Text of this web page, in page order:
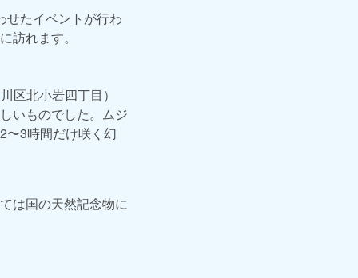
せたイベントが行わ
訪れます。
区北小岩四丁目）
いものでした。ムジ
〜3時間だけ咲く幻
は国の天然記念物に